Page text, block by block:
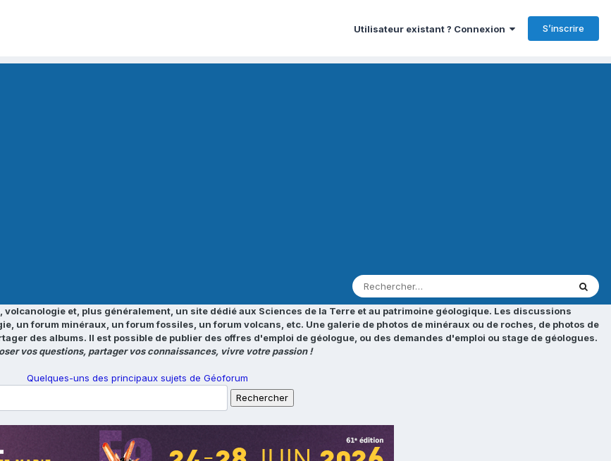
Utilisateur existant ? Connexion S’inscrire
et, plus généralement, un site dédié aux Sciences de la Terre et au patrimoine géologique. Les discussions
un forum minéraux, un forum fossiles, un forum volcans, etc. Une galerie de photos de minéraux ou de roches, de photos de
des albums. Il est possible de publier des offres d'emploi de géologue, ou des demandes d'emploi ou stage de géologues.
vos questions, partager vos connaissances, vivre votre passion !
Quelques-uns des principaux sujets de Géoforum